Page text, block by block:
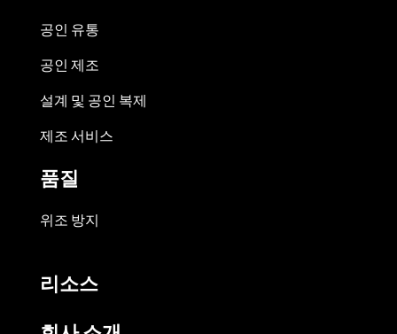
공인 유통
공인 제조
설계 및 공인 복제
제조 서비스
품질
위조 방지
리소스